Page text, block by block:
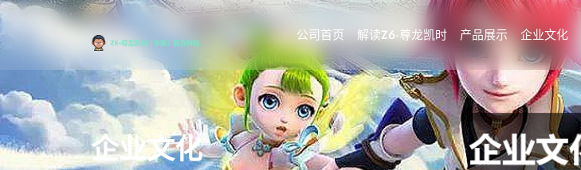
公司首页 解读Z6·尊龙凯时 产品展示 企业文化
企业文化